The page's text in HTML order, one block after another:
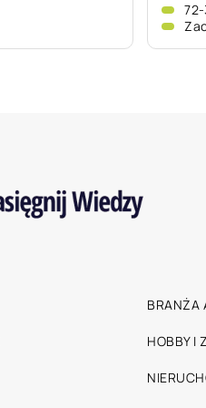
BRANŻA
HOBBY I